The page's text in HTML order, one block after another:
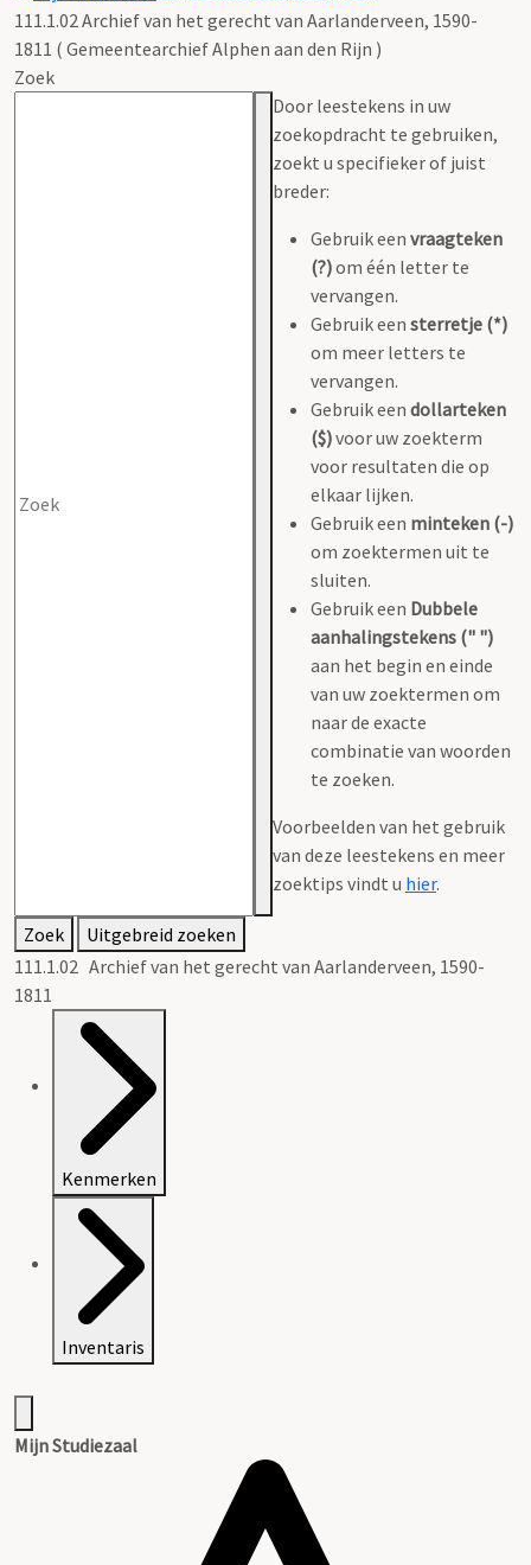
111.1.02 Archief van het gerecht van Aarlanderveen, 1590-
1811 ( Gemeentearchief Alphen aan den Rijn )
Zoek
Door leestekens in uw
zoekopdracht te gebruiken,
zoekt u specifieker of juist
breder:
Gebruik een vraagteken
(?)om één letter te
vervangen.
Gebruik een sterretje (*)
om meer letters te
vervangen.
Gebruik een dollarteken
($)voor uw zoekterm
voor resultaten die op
elkaar lijken.
Gebruik een minteken (-)
om zoektermen uit te
sluiten.
Gebruik een Dubbele
aanhalingstekens (" ")
aan het begin en einde
van uw zoektermen om
naar de exacte
combinatie van woorden
te zoeken.
Voorbeelden van het gebruik
van deze leestekens en meer
zoektips vindt u hier.
Zoek
Uitgebreid zoeken
111.1.02 Archief van het gerecht van Aarlanderveen, 1590-
1811
Kenmerken
Inventaris
Mijn Studiezaal